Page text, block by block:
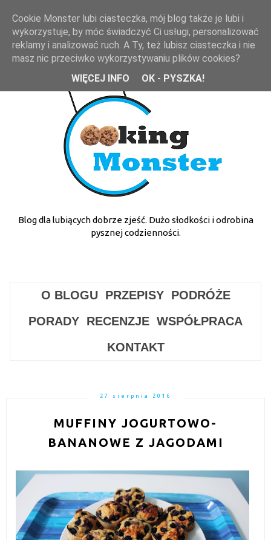
Blog dla lubiących dobrze zjeść. Dużo słodkości i odrobina
pysznej codzienności.
O BLOGU PRZEPISY
PODRÓŻE
PORADY RECENZJE WSPÓŁPRACA
KONTAKT
27 sierpnia 2016
MUFFINY JOGURTOWO-
BANANOWE Z JAGODAMI
Cookie Monster lubi ciasteczka, mój blog także je lubi i
wykorzystuje, by móc świadczyć Ci usługi, personalizować
reklamy i analizować ruch. A Ty, też lubisz ciasteczka i nie
masz nic przeciwko wykorzystywaniu plików cookies?
WIĘCEJ INFO
OK - PYSZKA!